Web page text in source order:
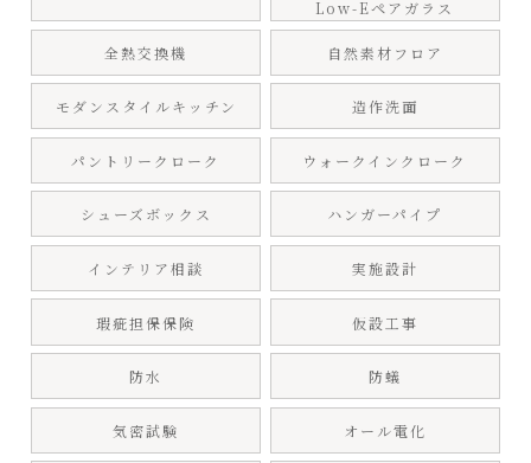
Low-Eペアガラス
全熱交換機 自然素材フロア
モダンスタイルキッチン 造作洗面
パントリークローク ウォークインクローク
シューズボックス ハンガーパイプ
インテリア相談 実施設計
瑕疵担保保険 仮設工事
防水 防蟻
気密試験 オール電化